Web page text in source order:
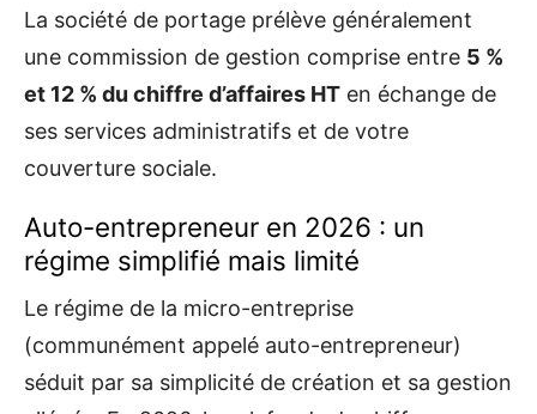
La société de portage prélève généralement
une commission de gestion comprise entre 5 %
et 12 % du chiffre d’affaires HT en échange de
ses services administratifs et de votre
couverture sociale.
Auto-entrepreneur en 2026 : un
régime simplifié mais limité
Le régime de la micro-entreprise
(communément appelé auto-entrepreneur)
séduit par sa simplicité de création et sa gestion